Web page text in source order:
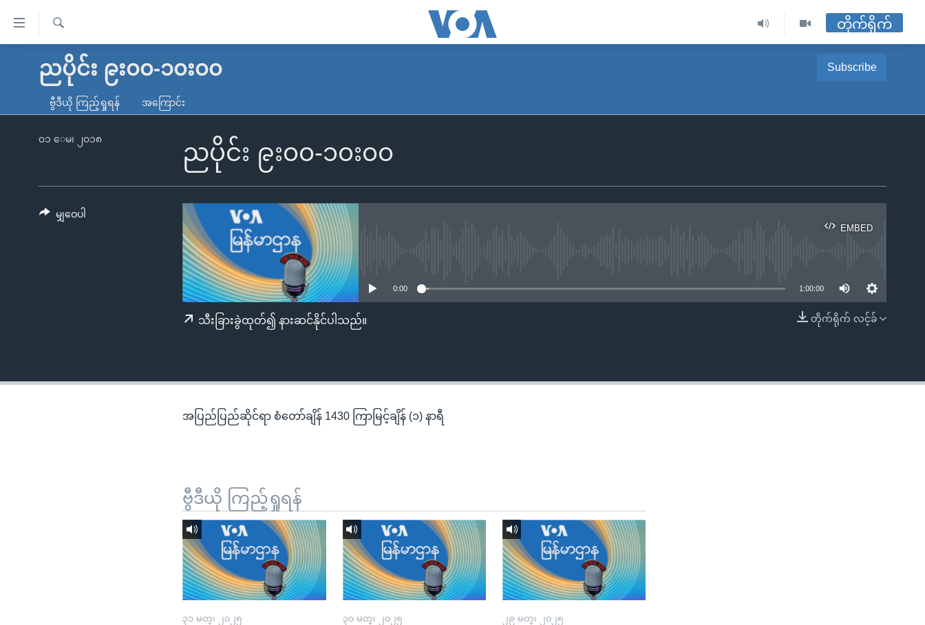
လွယ်ကူ
သည့်
ကျော်
မူလစာမျက်နှာ
ကမ္ဘာ့သတင်းများ
နိုင်ငံတကာ
တရုတ်
အစ္စရေး-ပါလက်စတိုင်း
ရပ်ဝန်းတခု လမ်းတခု အလွန်
အင်္ဂလိပ်စာလေ့လာမယ်
ရ
လာ
တိုက်ရိုက်
ညပိုင်း ၉း၀၀-၁၀း၀၀ Subscribe
Spotify
ဗွီဒီယို ကြည့်ရှုရန် အကြောင်း
ညပိုင်း ၉း၀၀-၁၀း၀၀
၀၁ ေမ၊ ၂၀၁၈
EMBED
EMBED
0:00 1:00:00
တိုက်ရိုက် လင့်ခ်
သီးခြားခွဲထုတ်၍ နားဆင်နိုင်ပါသည်။
မျှဝေပါ
အပြည်ပြည်ဆိုင်ရာ စံတော်ချိန် 1430 ကြာမြင့်ချိန် (၁) နာရီ
ဗွီဒီယို ကြည့်ရှုရန်
၃၁ မတ္၊ ၂၀၂၅ ၃၀ မတ္၊ ၂၀၂၅ ၂၉ မတ္၊ ၂၀၂၅